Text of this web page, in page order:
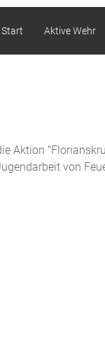
Start Aktive Wehr
Aktion
von